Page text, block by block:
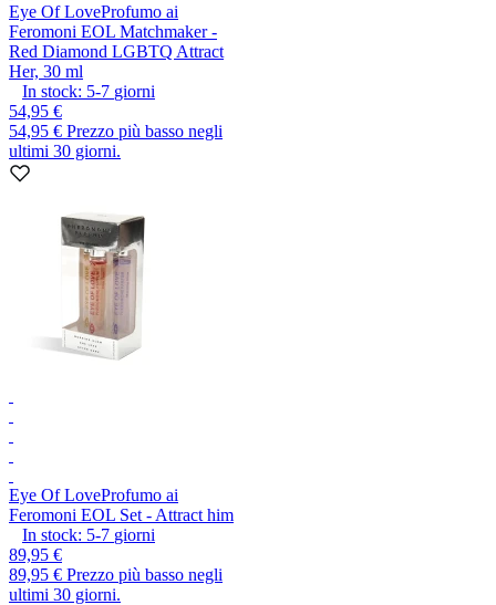
Eye Of LoveProfumo ai
Feromoni EOL Matchmaker -
Red Diamond LGBTQ Attract
Her, 30 ml
In stock: 5-7 giorni
54,95 €
54,95 € Prezzo più basso negli
ultimi 30 giorni.
Eye Of LoveProfumo ai
Feromoni EOL Set - Attract him
In stock: 5-7 giorni
89,95 €
89,95 € Prezzo più basso negli
ultimi 30 giorni.